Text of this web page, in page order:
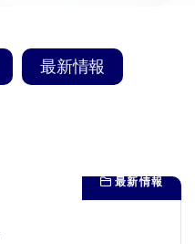
最新情報
最新情報